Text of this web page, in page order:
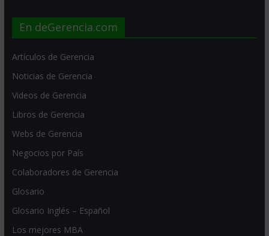
En deGerencia.com
Artículos de Gerencia
Noticias de Gerencia
Videos de Gerencia
Libros de Gerencia
Webs de Gerencia
Negocios por País
Colaboradores de Gerencia
Glosario
Glosario Inglés – Español
Los mejores MBA